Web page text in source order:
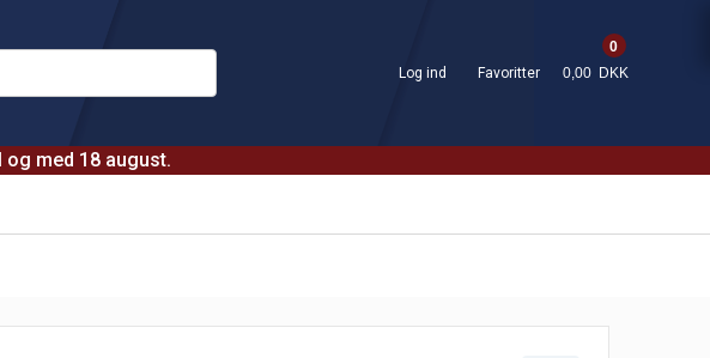
med 18 august.
Log ind Favoritter
0
0,00 DKK